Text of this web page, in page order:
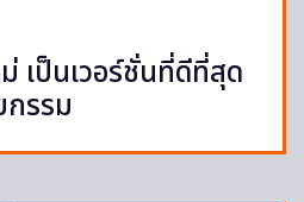
เป็นเวอร์ชั่นที่ดีที่สุด
รรม